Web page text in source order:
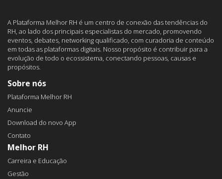
A Plataforma Melhor RH é um centro de conexão das tendências do
RH, ao lado dos principais especialistas do mercado, promovendo
eventos, debates, networking qualificado, com curadoria de conteúdo
em todas as plataformas digitais. Nosso propósito é contribuir para a
evolução de todo o ecossistema, conectando pessoas, causas e
propósitos.
Sobre nós
Plataforma Melhor RH
Anuncie
Download do novo App
Contato
Melhor RH
Carreira e Educação
Gestão